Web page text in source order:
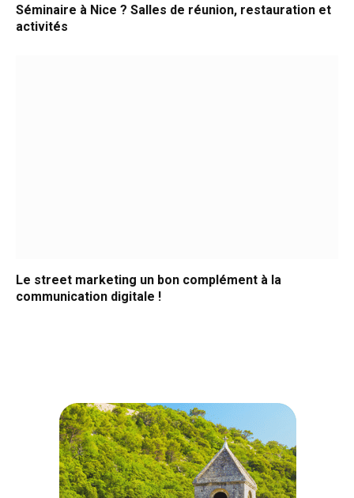
Séminaire à Nice ? Salles de réunion, restauration et
activités
Le street marketing un bon complément à la
communication digitale !